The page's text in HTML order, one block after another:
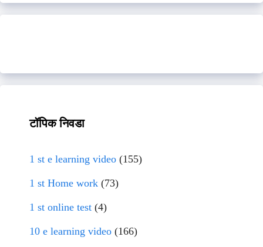
टॉपिक निवडा
1 st e learning video (155)
1 st Home work (73)
1 st online test (4)
10 e learning video (166)